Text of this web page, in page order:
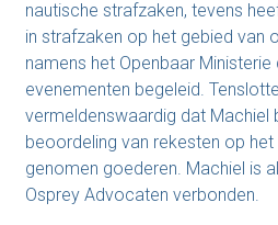
nautische strafzaken, tevens
in strafzaken op het gebied van
namens het Openbaar
evenementen begeleid.
vermeldenswaardig dat Machiel
beoordeling van rekesten op
genomen goederen. Machiel is
Osprey Advocaten verbonden.